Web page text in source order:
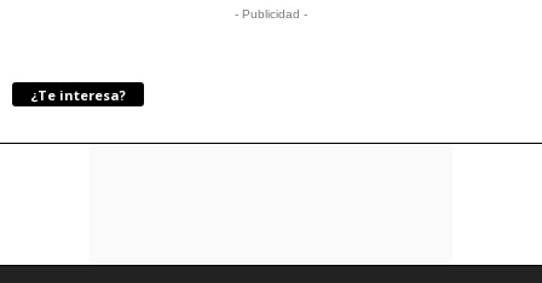
- Publicidad -
¿Te interesa?